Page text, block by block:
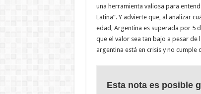
una herramienta valiosa para
Latina”. Y advierte que, al analizar
edad, Argentina es superada por 5
que el valor sea tan bajo a pesar de
argentina está en crisis y no
Esta nota es posible